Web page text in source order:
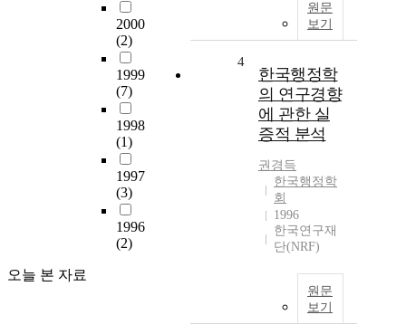
2000
(2)
1999
(7)
1998
(1)
1997
(3)
1996
(2)
오늘 본 자료
원문
보기
4
한국행정학
의 연구경향
에 관한 실
증적 분석
권경득
한국행정학
회
1996
한국연구재
단(NRF)
원문
보기